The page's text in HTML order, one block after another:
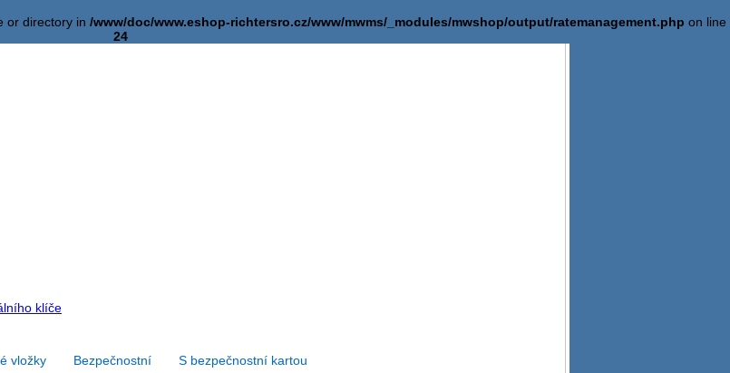
or directory in /www/doc/www.eshop-richtersro.cz/www/mwms/_modules/mwshop/output/ratemanagement.php on line
24
klíče
vložky Bezpečnostní S bezpečnostní kartou